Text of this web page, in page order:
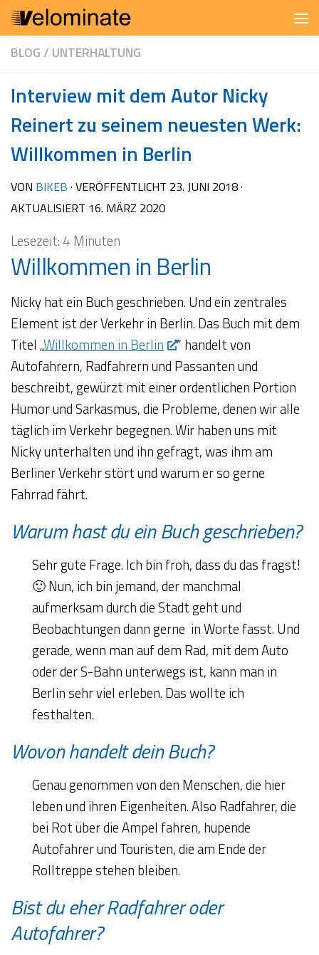
Zum Inhalt springen
BLOG / UNTERHALTUNG
Interview mit dem Autor Nicky
Reinert zu seinem neuesten Werk:
Willkommen in Berlin
VON BIKEB · VERÖFFENTLICHT 23. JUNI 2018·
AKTUALISIERT 16. MÄRZ 2020
Lesezeit: 4 Minuten
Willkommen in Berlin
Nicky hat ein Buch geschrieben. Und ein zentrales
Element ist der Verkehr in Berlin. Das Buch mit dem
Titel „Willkommen in Berlin
“ handelt von
Autofahrern, Radfahrern und Passanten und
beschreibt, gewürzt mit einer ordentlichen Portion
Humor und Sarkasmus, die Probleme, denen wir alle
täglich im Verkehr begegnen. Wir haben uns mit
Nicky unterhalten und ihn gefragt, was ihm am
Berliner Verkehr stört und warum er so gerne
Fahrrad fährt.
Warum hast du ein Buch geschrieben?
Sehr gute Frage. Ich bin froh, dass du das fragst!
🙂 Nun, ich bin jemand, der manchmal
aufmerksam durch die Stadt geht und
Beobachtungen dann gerne in Worte fasst. Und
gerade, wenn man auf dem Rad, mit dem Auto
oder der S-Bahn unterwegs ist, kann man in
Berlin sehr viel erleben. Das wollte ich
festhalten.
Wovon handelt dein Buch?
Genau genommen von den Menschen, die hier
leben und ihren Eigenheiten. Also Radfahrer, die
bei Rot über die Ampel fahren, hupende
Autofahrer und Touristen, die am Ende der
Rolltreppe stehen bleiben.
Bist du eher Radfahrer oder
Autofahrer?